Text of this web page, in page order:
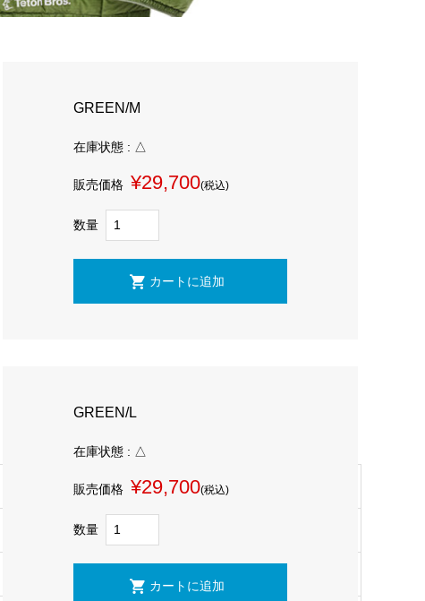
GREEN/M
在庫状態 : △
販売価格 ¥29,700(税込)
数量
GREEN/L
在庫状態 : △
販売価格 ¥29,700(税込)
数量